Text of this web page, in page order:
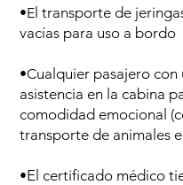
•E l transporte de
vacías para uso a bordo
•Cualquier pasajero con
asistencia en la cabina
comodidad emocional
transporte de animales
•El certificado médico